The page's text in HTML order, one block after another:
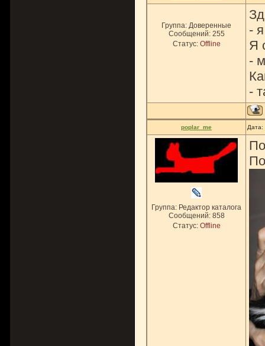
Группа: Доверенные
Сообщений: 255
Статус: Offline
-
Я
-
-
poplar_me
Группа: Редактор каталога
Сообщений: 858
Статус: Offline